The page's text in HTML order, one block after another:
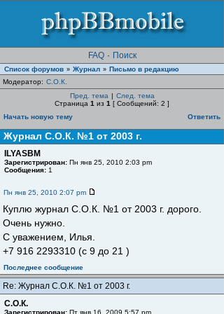
FAQ · Поиск
Список форумов » Журнал » Письмо в редакцию
Модератор: С.О.К.
Пред. тема | След. тема
Страница 1 из 1 [ Сообщений: 2 ]
Начать новую тему
Ответить
Журнал С.О.К. №1 от 2003 г.
ILYASBM
Зарегистрирован: Пн янв 25, 2010 2:03 pm
Сообщения: 1
Пн янв 25, 2010 2:07 pm
Куплю журнал С.О.К. №1 от 2003 г. дорого.
Очень нужно.
С уважением, Илья.
+7 916 2293310 (с 9 до 21 )
Последнее сообщение
Re: Журнал С.О.К. №1 от 2003 г.
С.О.К.
Зарегистрирован: Пт янв 16, 2009 5:57 pm